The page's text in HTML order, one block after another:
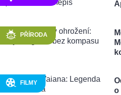
PŘÍRODA
FILMY
o